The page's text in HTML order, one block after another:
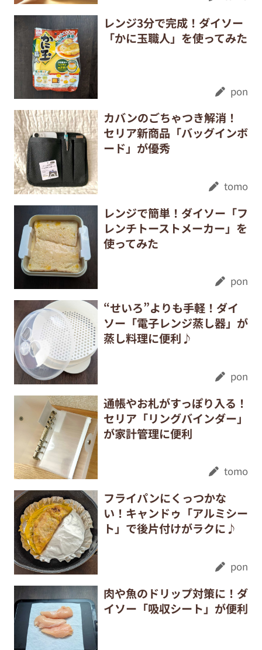
レンジ3分で完成！ダイソー
「かに玉職人」を使ってみた
pon
カバンのごちゃつき解消！
セリア新商品「バッグインボ
ード」が優秀
tomo
レンジで簡単！ダイソー「フ
レンチトーストメーカー」を
使ってみた
pon
“せいろ”よりも手軽！ダイ
ソー「電子レンジ蒸し器」が
蒸し料理に便利♪
pon
通帳やお札がすっぽり入る！
セリア「リングバインダー」
が家計管理に便利
tomo
フライパンにくっつかな
い！キャンドゥ「アルミシー
ト」で後片付けがラクに♪
pon
肉や魚のドリップ対策に！ダ
イソー「吸収シート」が便利